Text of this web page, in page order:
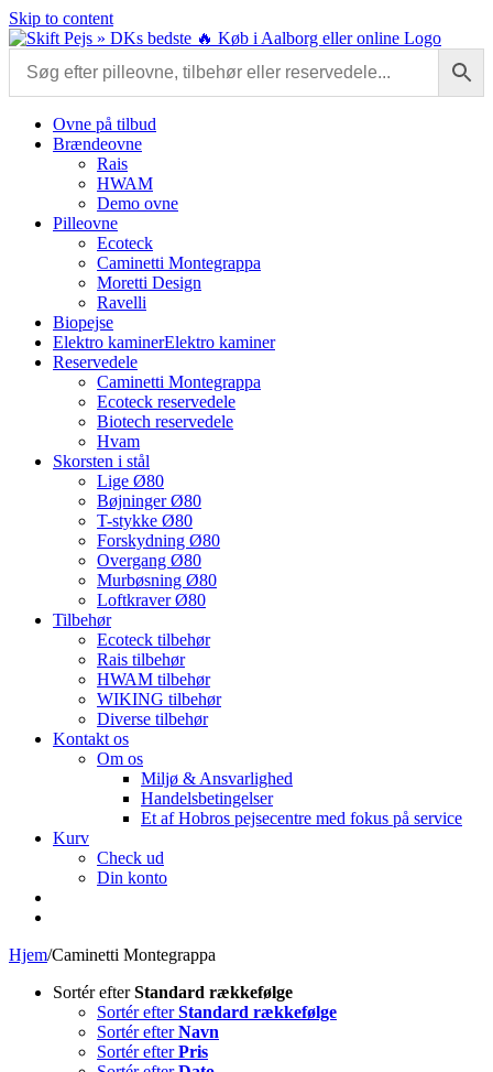
Skip to content
Ovne på tilbud
Brændeovne
Rais
HWAM
Demo ovne
Pilleovne
Ecoteck
Caminetti Montegrappa
Moretti Design
Ravelli
Biopejse
Elektro kaminerElektro kaminer
Reservedele
Caminetti Montegrappa
Ecoteck reservedele
Biotech reservedele
Hvam
Skorsten i stål
Lige Ø80
Bøjninger Ø80
T-stykke Ø80
Forskydning Ø80
Overgang Ø80
Murbøsning Ø80
Loftkraver Ø80
Tilbehør
Ecoteck tilbehør
Rais tilbehør
HWAM tilbehør
WIKING tilbehør
Diverse tilbehør
Kontakt os
Om os
Miljø & Ansvarlighed
Handelsbetingelser
Et af Hobros pejsecentre med fokus på service
Kurv
Check ud
Din konto
Hjem/Caminetti Montegrappa
Sortér efterStandard rækkefølge
Sortér efterStandard rækkefølge
Sortér efterNavn
Sortér efterPris